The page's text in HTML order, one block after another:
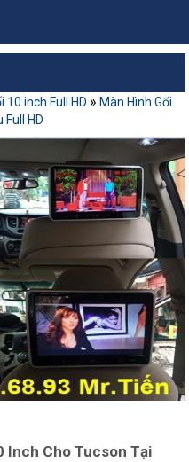
10 inch Full HD » Màn Hình Gối
Full HD
Inch Cho Tucson Tại